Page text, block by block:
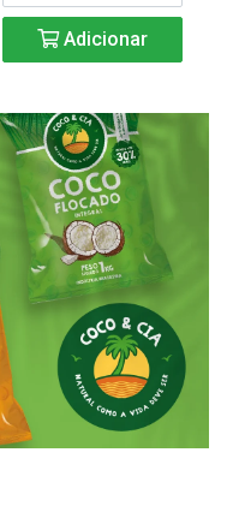
Adicionar